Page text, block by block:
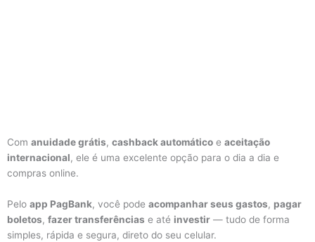
Com anuidade grátis, cashback automático e aceitação
internacional, ele é uma excelente opção para o dia a dia e
compras online.
Pelo app PagBank, você pode acompanhar seus gastos, pagar
boletos, fazer transferências e até investir — tudo de forma
simples, rápida e segura, direto do seu celular.